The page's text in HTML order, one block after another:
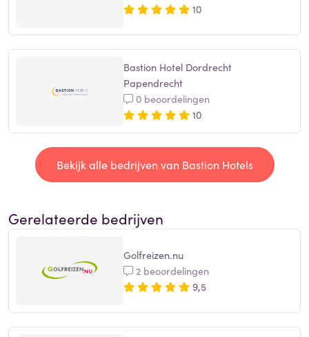
10
Bastion Hotel Dordrecht
Papendrecht
0 beoordelingen
10
Bekijk alle bedrijven van Bastion Hotels
Gerelateerde bedrijven
Golfreizen.nu
2 beoordelingen
9,5